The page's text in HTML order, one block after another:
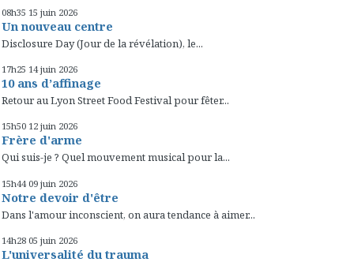
08h35 15 juin 2026
Un nouveau centre
Disclosure Day (Jour de la révélation), le...
17h25 14 juin 2026
10 ans d’affinage
Retour au Lyon Street Food Festival pour fêter...
15h50 12 juin 2026
Frère d'arme
Qui suis-je ? Quel mouvement musical pour la...
15h44 09 juin 2026
Notre devoir d'être
Dans l'amour inconscient, on aura tendance à aimer...
14h28 05 juin 2026
L'universalité du trauma